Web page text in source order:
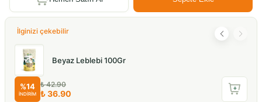
İlginizi çekebilir
Beyaz Leblebi 100Gr
%14
İNDİRİM
₺ 42.90
₺ 36.90